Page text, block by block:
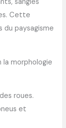
Cette
du paysagisme
morphologie
roues.
et